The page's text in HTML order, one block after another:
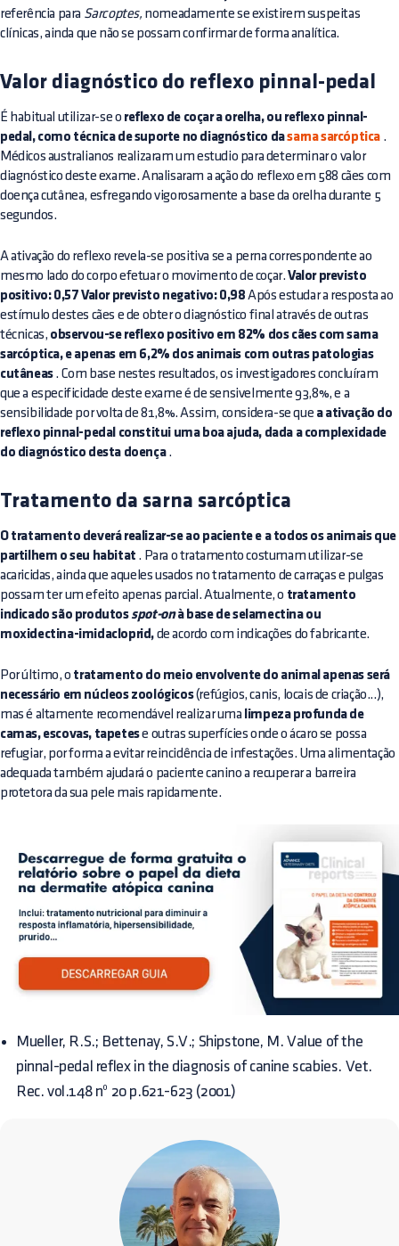
referência para Sarcoptes, nomeadamente se existirem suspeitas
clínicas, ainda que não se possam confirmar de forma analítica.
Valor diagnóstico do reflexo pinnal-pedal
É habitual utilizar-se o reflexo de coçar a orelha, ou reflexo pinnal-
pedal, como técnica de suporte no diagnóstico dasarna sarcóptica .
Médicos australianos realizaram um estudio para determinar o valor
diagnóstico deste exame. Analisaram a ação do reflexo em 588 cães com
doença cutânea, esfregando vigorosamente a base da orelha durante 5
segundos.
A ativação do reflexo revela-se positiva se a perna correspondente ao
mesmo lado do corpo efetuar o movimento de coçar.Valor previsto
positivo: 0,57 Valor previsto negativo: 0,98 Após estudar a resposta ao
estímulo destes cães e de obter o diagnóstico final através de outras
técnicas, observou-se reflexo positivo em 82% dos cães com sarna
sarcóptica, e apenas em 6,2% dos animais com outras patologias
cutâneas. Com base nestes resultados, os investigadores concluíram
que a especificidade deste exame é de sensivelmente 93,8%, e a
sensibilidade por volta de 81,8%. Assim, considera-se que a ativação do
reflexo pinnal-pedal constitui uma boa ajuda, dada a complexidade
do diagnóstico desta doença.
Tratamento da sarna sarcóptica
O tratamento deverá realizar-se ao paciente e a todos os animais que
partilhem o seu habitat . Para o tratamento costumam utilizar-se
acaricidas, ainda que aqueles usados no tratamento de carraças e pulgas
possam ter um efeito apenas parcial. Atualmente, o tratamento
indicado são produtosspot-onà base de selamectina ou
moxidectina-imidacloprid, de acordo com indicações do fabricante.
Por último, o tratamento do meio envolvente do animal apenas será
necessário em núcleos zoológicos(refúgios, canis, locais de criação...),
mas é altamente recomendável realizar uma limpeza profunda de
camas, escovas, tapetese outras superfícies onde o ácaro se possa
refugiar, por forma a evitar reincidência de infestações. Uma alimentação
adequada também ajudará o paciente canino a recuperar a barreira
protetora da sua pele mais rapidamente.
Mueller, R.S.; Bettenay, S.V.; Shipstone, M. Value of the
pinnal-pedal reflex in the diagnosis of canine scabies. Vet.
Rec. vol.148 nº 20 p.621-623 (2001)